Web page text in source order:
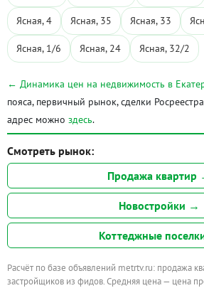
Ясная, 4 Ясная, 35 Ясная, 33
Ясная, 1/6 Ясная, 24 Ясная, 32/2
← Динамика цен на недвижимость в
пояса, первичный рынок, сделки
адрес можно здесь.
Смотреть рынок:
Продажа квартир
Новостройки →
Коттеджные
Расчёт по базе объявлений metrtv.ru: продажа
застройщиков из фидов. Средняя цена — цена